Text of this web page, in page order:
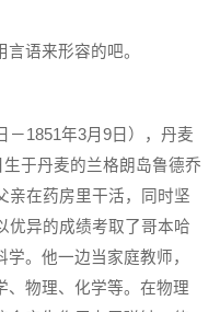
语来形容的吧。
－1851年3月9日），丹麦
于丹麦的兰格朗岛鲁德乔
亲在药房里干活，同时坚
优异的成绩考取了哥本哈
。他一边当家庭教师，
、物理、化学等。在物理